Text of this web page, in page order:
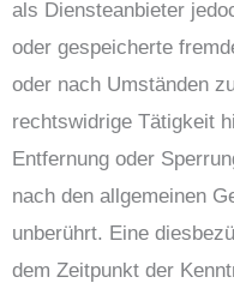
als Diensteanbieter
oder gespeicherte
oder nach Umständen
rechtswidrige Tätigkeit
Entfernung oder
nach den allgemeinen
unberührt. Eine
dem Zeitpunkt der